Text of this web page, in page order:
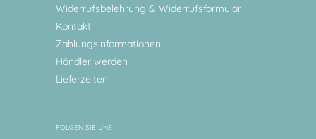
Widerrufsbelehrung & Widerrufsformular
Kontakt
Zahlungsinformationen
Händler werden
Lieferzeiten
FOLGEN SIE UNS